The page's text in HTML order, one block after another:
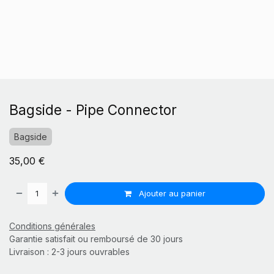
Bagside - Pipe Connector
Bagside
35,00 €
Ajouter au panier
Conditions générales
Garantie satisfait ou remboursé de 30 jours
Livraison : 2-3 jours ouvrables